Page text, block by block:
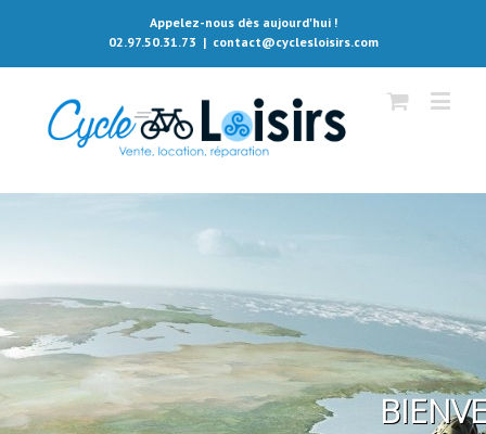
Appelez-nous dès aujourd'hui !
02.97.50.31.73 | contact@cyclesloisirs.com